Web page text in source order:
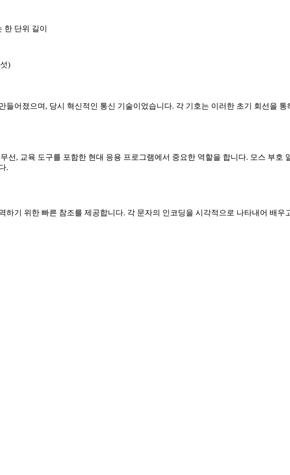
단위 길이
)
들어졌으며, 당시 혁신적인 통신 기술이었습니다. 각 기호는 이러한 초기 회선을
선, 교육 도구를 포함한 현대 응용 프로그램에서 중요한 역할을 합니다. 모스 부호
.
하기 위한 빠른 참조를 제공합니다. 각 문자의 인코딩을 시각적으로 나타내어 배우